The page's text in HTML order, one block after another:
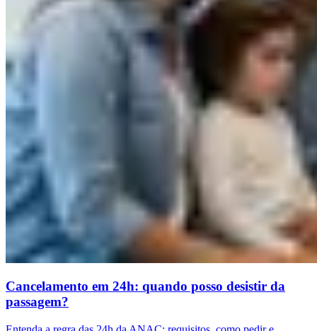
Cancelamento em 24h: quando posso desistir da
passagem?